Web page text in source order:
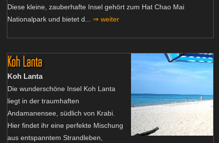
Diese kleine, zauberhafte Insel gehört zum Hat Chao Mai
Nationalpark und bietet d... ⇒ weiter
Koh Lanta
Koh Lanta
Die wunderschöne Insel Koh Lanta
liegt in der traumhaften
Andamanensee, südlich von Krabi.
Hier findet ihr eine perfekte Mischung
aus entspanntem Strandleben,